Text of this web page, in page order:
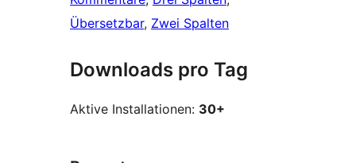
Übersetzbar, Zwei Spalten
Downloads pro Tag
Aktive Installationen: 30+